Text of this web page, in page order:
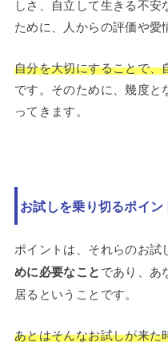
しさ、自立して生きる不
ために、人からの評価や愛
自分を大切にすることで
です。そのために、幾度
ってきます。
お試しを乗り切るポイン
ポイントは、それらのお試
めに必要なことであり、あ
居るということです。
あとはそんなお試しが来